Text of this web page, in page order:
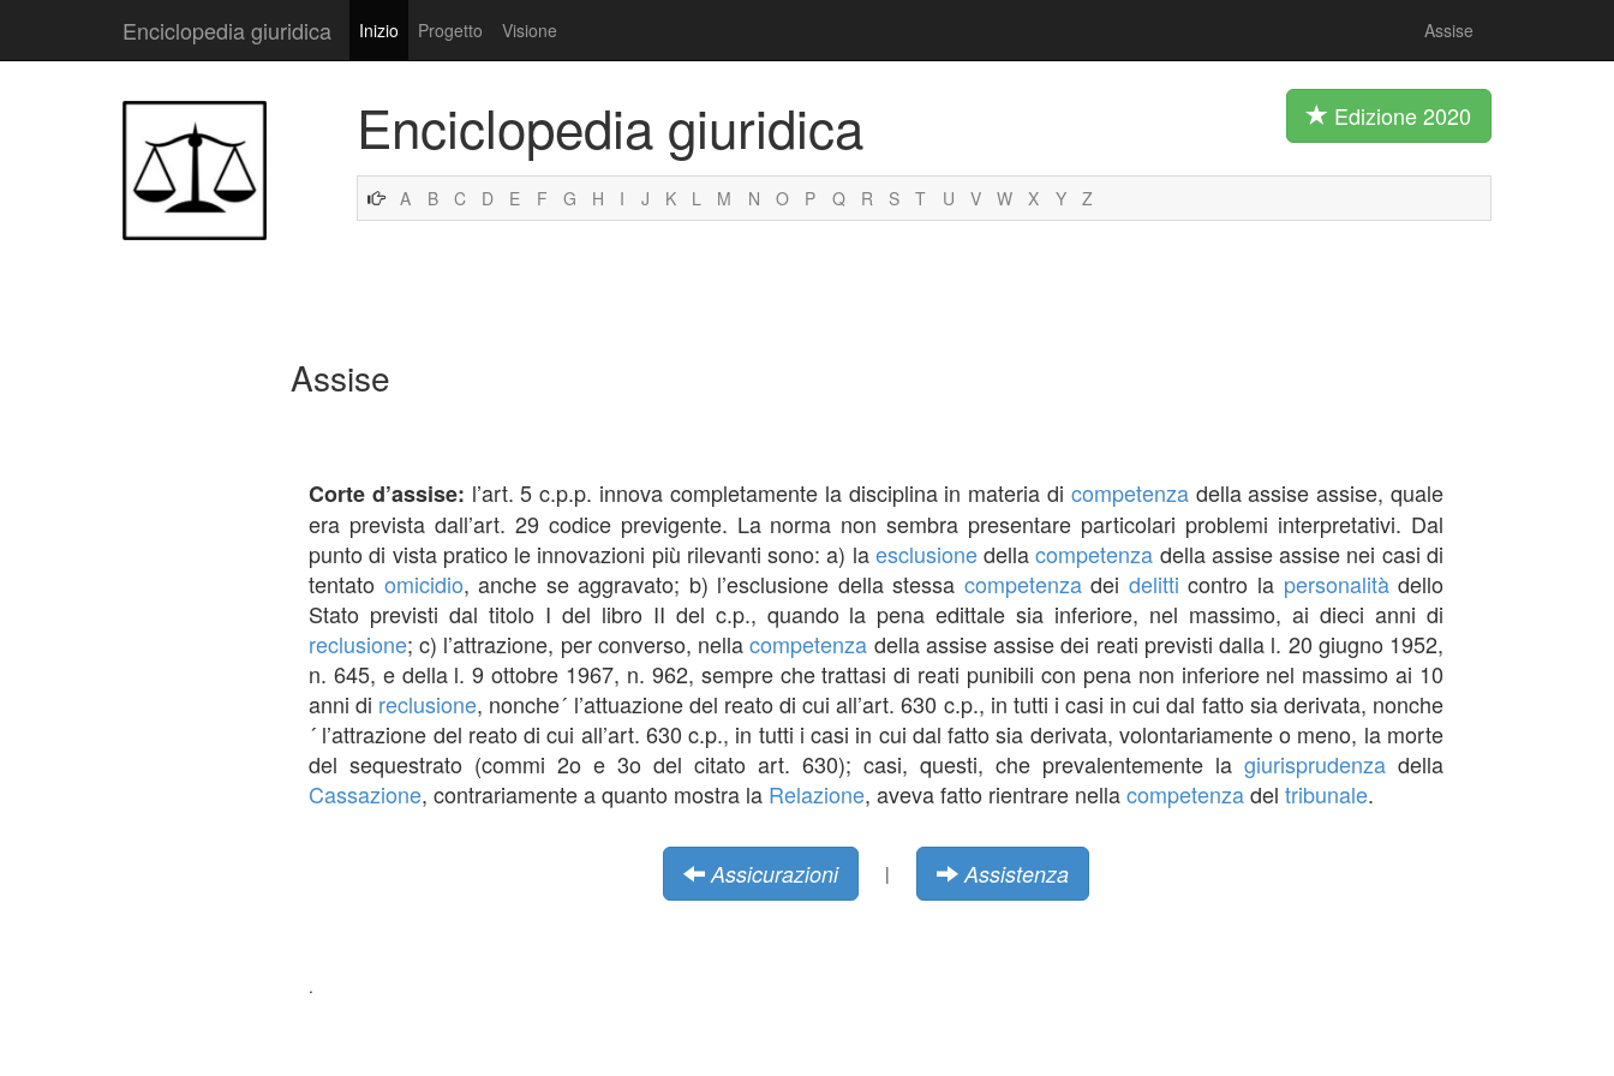
Enciclopedia giuridica Inizio Progetto Visione Assise
Enciclopedia giuridica Edizione 2020
A B C D E F G H I J K L M N O P Q R S T U V W X Y Z
Assise
Corte d’assise: l’art. 5 c.p.p. innova completamente la disciplina in materia di competenzadella assise assise, quale
era prevista dall’art. 29 codice previgente. La norma non sembra presentare particolari problemi interpretativi. Dal
punto di vista pratico le innovazioni più rilevanti sono: a) laesclusionedellacompetenza della assise assise nei casi di
tentato omicidio, anche se aggravato; b) l’esclusione della stessa competenzadei delitti contro la personalitàdello
Stato previsti dal titolo I del libro II del c.p., quando la pena edittale sia inferiore, nel massimo, ai dieci anni di
reclusione; c) l’attrazione, per converso, nellacompetenza della assise assise dei reati previsti dalla l. 20 giugno 1952,
n. 645, e della l. 9 ottobre 1967, n. 962, sempre che trattasi di reati punibili con pena non inferiore nel massimo ai 10
anni di reclusione, nonche´ l’attuazione del reato di cui all’art. 630 c.p., in tutti i casi in cui dal fatto sia derivata, nonche
´ l’attrazione del reato di cui all’art. 630 c.p., in tutti i casi in cui dal fatto sia derivata, volontariamente o meno, la morte
del sequestrato (commi 2o e 3o del citato art. 630); casi, questi, che prevalentemente la giurisprudenza della
Cassazione, contrariamente a quanto mostra la Relazione, aveva fatto rientrare nellacompetenzadel tribunale.
Assicurazioni | Assistenza
.